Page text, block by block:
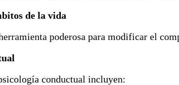
de la vida
poderosa para modificar el
conductual incluyen: